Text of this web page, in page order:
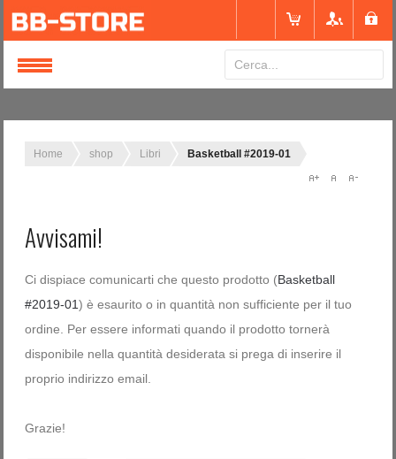
Home shop Libri Basketball #2019-01
Avvisami!
Ci dispiace comunicarti che questo prodotto (Basketball
#2019-01) è esaurito o in quantità non sufficiente per il tuo
ordine. Per essere informati quando il prodotto tornerà
disponibile nella quantità desiderata si prega di inserire il
proprio indirizzo email.
Grazie!
Login
Ricordami